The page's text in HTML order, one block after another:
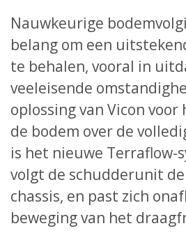
Nauwkeurige
belang om een
te behalen, vooral in
veeleisende
oplossing van Vicon voor
de bodem over de
is het nieuwe Terraflow-
volgt de schudderunit
chassis, en past zich
beweging van het